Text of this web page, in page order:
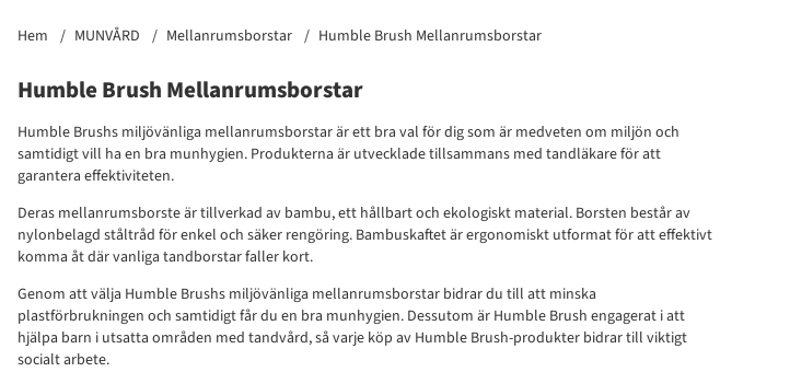
Hem MUNVÅRD Mellanrumsborstar Humble Brush Mellanrumsborstar
Humble Brush Mellanrumsborstar
Humble Brushs miljövänliga mellanrumsborstar är ett bra val för dig som är medveten om miljön och
samtidigt vill ha en bra munhygien. Produkterna är utvecklade tillsammans med tandläkare för att
garantera effektiviteten.
Deras mellanrumsborste är tillverkad av bambu, ett hållbart och ekologiskt material. Borsten består av
nylonbelagd ståltråd för enkel och säker rengöring. Bambuskaftet är ergonomiskt utformat för att effektivt
komma åt där vanliga tandborstar faller kort.
Genom att välja Humble Brushs miljövänliga mellanrumsborstar bidrar du till att minska
plastförbrukningen och samtidigt får du en bra munhygien. Dessutom är Humble Brush engagerat i att
hjälpa barn i utsatta områden med tandvård, så varje köp av Humble Brush-produkter bidrar till viktigt
socialt arbete.